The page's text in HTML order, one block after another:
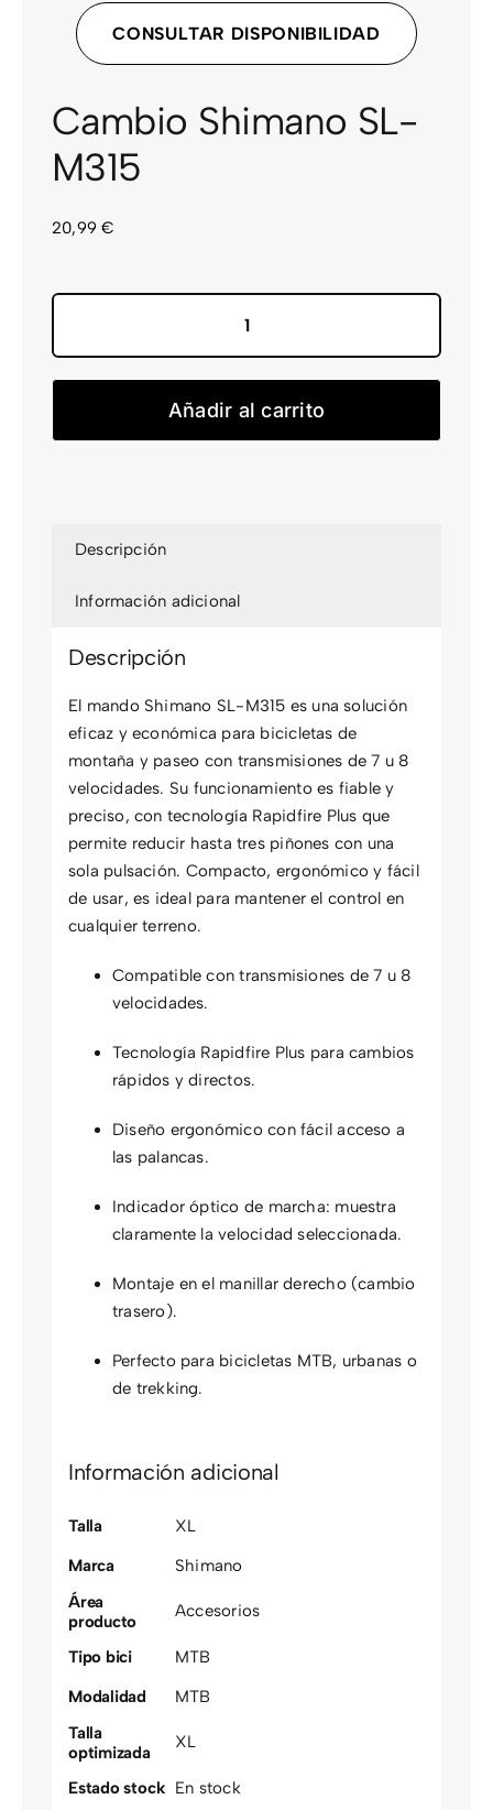
CONTACTO
CONSULTAR DISPONIBILIDAD
Cambio Shimano SL-
M315
20,99€
Cambio
SL-
Añadir al carrito
Descripción
Información adicional
Descripción
El mando Shimano SL-M315 es una solución
eficaz y económica para bicicletas de
montaña y paseo con transmisiones de 7 u 8
velocidades. Su funcionamiento es fiable y
preciso, con tecnología Rapidfire Plus que
permite reducir hasta tres piñones con una
sola pulsación. Compacto, ergonómico y fácil
de usar, es ideal para mantener el control en
cualquier terreno.
Compatible con transmisiones de 7 u 8
velocidades.
Tecnología Rapidfire Plus para cambios
rápidos y directos.
Diseño ergonómico con fácil acceso a
las palancas.
Indicador óptico de marcha: muestra
claramente la velocidad seleccionada.
Montaje en el manillar derecho (cambio
trasero).
Perfecto para bicicletas MTB, urbanas o
de trekking.
Información adicional
Talla
XL
Marca
Shimano
Área
producto
Accesorios
Tipo bici
MTB
Modalidad
MTB
Talla
optimizada
XL
Estado stock En stock